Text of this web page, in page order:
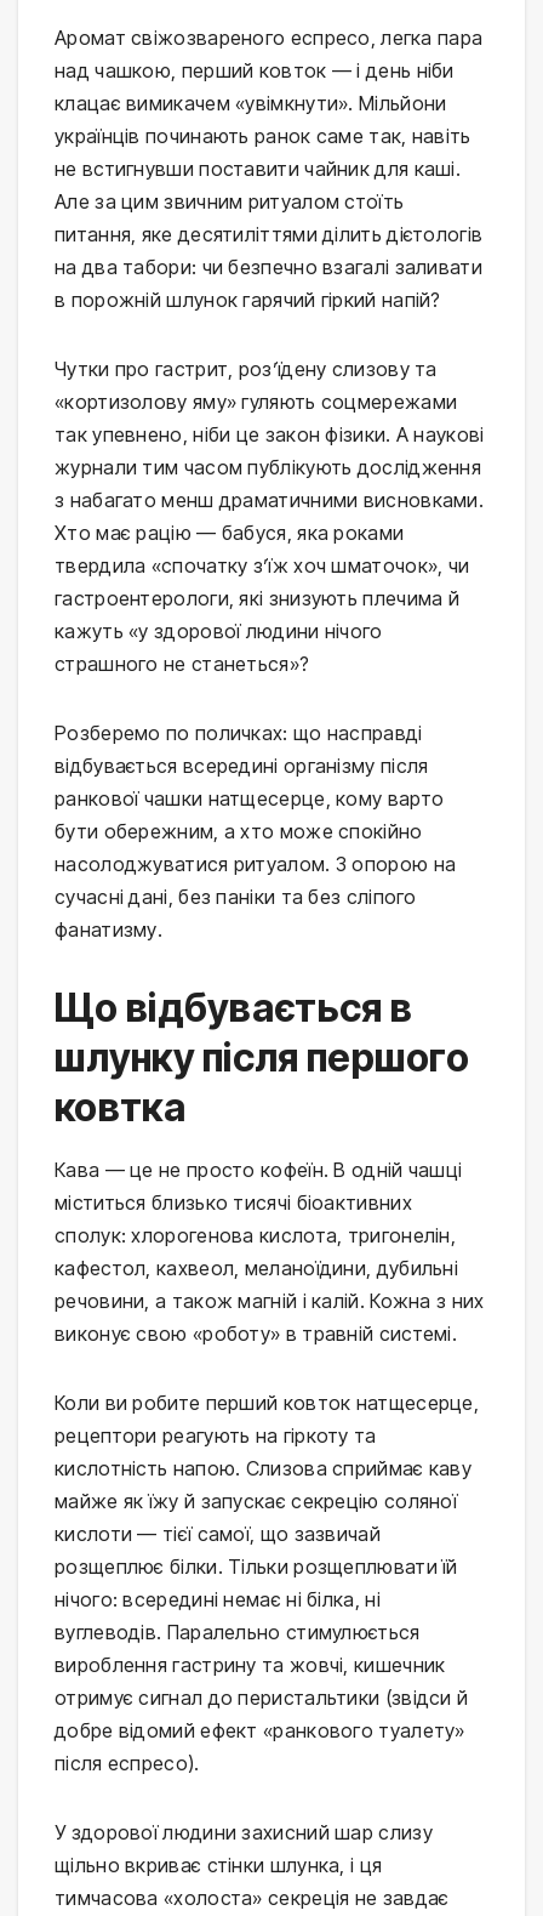
Аромат свіжозвареного еспресо, легка пара
над чашкою, перший ковток — і день ніби
клацає вимикачем «увімкнути». Мільйони
українців починають ранок саме так, навіть
не встигнувши поставити чайник для каші.
Але за цим звичним ритуалом стоїть
питання, яке десятиліттями ділить дієтологів
на два табори: чи безпечно взагалі заливати
в порожній шлунок гарячий гіркий напій?
Чутки про гастрит, роз’їдену слизову та
«кортизолову яму» гуляють соцмережами
так упевнено, ніби це закон фізики. А наукові
журнали тим часом публікують дослідження
з набагато менш драматичними висновками.
Хто має рацію — бабуся, яка роками
твердила «спочатку з’їж хоч шматочок», чи
гастроентерологи, які знизують плечима й
кажуть «у здорової людини нічого
страшного не станеться»?
Розберемо по поличках: що насправді
відбувається всередині організму після
ранкової чашки натщесерце, кому варто
бути обережним, а хто може спокійно
насолоджуватися ритуалом. З опорою на
сучасні дані, без паніки та без сліпого
фанатизму.
Що відбувається в
шлунку після першого
ковтка
Кава — це не просто кофеїн. В одній чашці
міститься близько тисячі біоактивних
сполук: хлорогенова кислота, тригонелін,
кафестол, кахвеол, меланоїдини, дубильні
речовини, а також магній і калій. Кожна з них
виконує свою «роботу» в травній системі.
Коли ви робите перший ковток натщесерце,
рецептори реагують на гіркоту та
кислотність напою. Слизова сприймає каву
майже як їжу й запускає секрецію соляної
кислоти — тієї самої, що зазвичай
розщеплює білки. Тільки розщеплювати їй
нічого: всередині немає ні білка, ні
вуглеводів. Паралельно стимулюється
вироблення гастрину та жовчі, кишечник
отримує сигнал до перистальтики (звідси й
добре відомий ефект «ранкового туалету»
після еспресо).
У здорової людини захисний шар слизу
щільно вкриває стінки шлунка, і ця
тимчасова «холоста» секреція не завдає